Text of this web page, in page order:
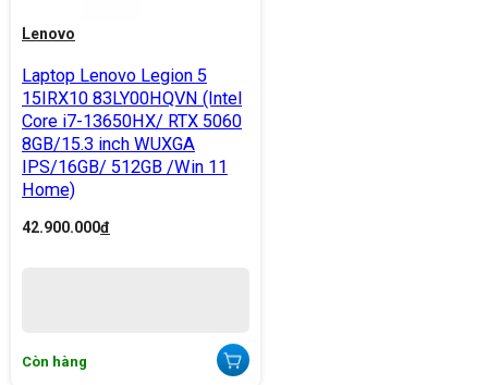
Lenovo
Laptop Lenovo Legion 5
15IRX10 83LY00HQVN (Intel
Core i7-13650HX/ RTX 5060
8GB/15.3 inch WUXGA
IPS/16GB/ 512GB /Win 11
Home)
42.900.000đ
Còn hàng